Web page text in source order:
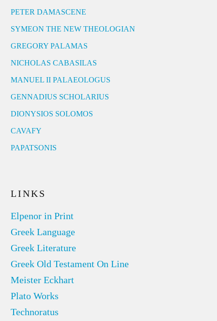
PETER DAMASCENE
SYMEON THE NEW THEOLOGIAN
GREGORY PALAMAS
NICHOLAS CABASILAS
MANUEL II PALAEOLOGUS
GENNADIUS SCHOLARIUS
DIONYSIOS SOLOMOS
CAVAFY
PAPATSONIS
LINKS
Elpenor in Print
Greek Language
Greek Literature
Greek Old Testament On Line
Meister Eckhart
Plato Works
Technoratus